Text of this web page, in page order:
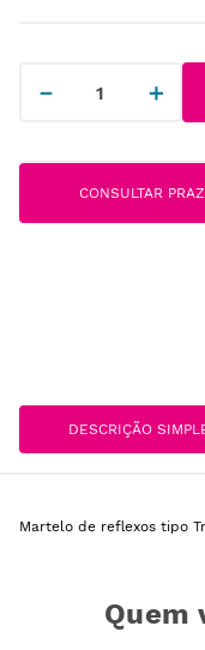
＋
－
CONSULTAR
DESCRIÇÃO
Martelo de reflexos tipo
Quem